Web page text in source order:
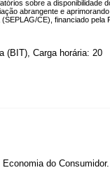
sobre a disponibilidade
abrangente e
CE), financiado
(BIT), Carga horária: 20
Economia do Consumidor.